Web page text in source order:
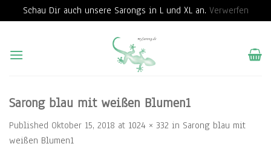
Schau Dir auch unsere Sarongs in L und XL an. Verwerfen
content
Sarong blau mit weißen Blumen1
Published Oktober 15, 2018 at 1024 × 332 in Sarong blau mit
weißen Blumen1